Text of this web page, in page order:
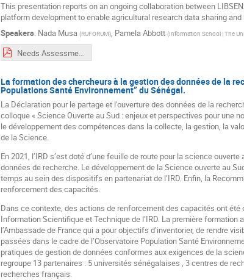
This presentation reports on an ongoing collaboration between
platform development to enable agricultural research data sharing and
Speakers: Nada Musa (RUFORUM), Pamela Abbott (Information School | The
Needs Assessment Presentation.pdf
La formation des chercheurs à la gestion des données de la
Populations Santé Environnement” du Sénégal.
La Déclaration pour le partage et l'ouverture des données de la
colloque « Science Ouverte au Sud : enjeux et perspectives pour une
le développement des compétences dans la collecte, la gestion, la
de la Science.
En 2021, l’IRD s’est doté d’une feuille de route pour la science
données de recherche. Le développement de la Science ouverte au
temps au sein des dispositifs en partenariat de l’IRD. Enfin, la
renforcement des capacités.
Dans ce contexte, des actions de renforcement des capacités ont
Information Scientifique et Technique de l’IRD. La première formation
l’Ambassade de France qui a pour objectifs d’inventorier, de rendre
passées dans le cadre de l’Observatoire Population Santé
pratiques de gestion de données conformes aux exigences de la
regroupe 13 partenaires : 5 universités sénégalaises , 3 centres de
recherches français.